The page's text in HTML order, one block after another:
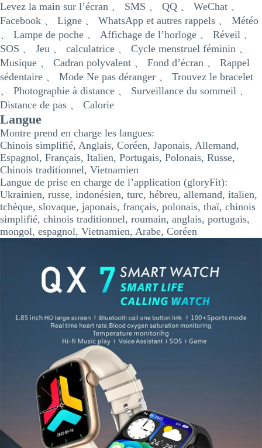
Levez la main sur l’écran 、 SMS 、 QQ 、 WeChat 、
Facebook 、 Ligne 、 WhatsApp et autres rappels 、 Météo
、 Lampe de poche 、 Affichage de l’horloge 、 Réveil 、
SOS 、 Jeu 、 calculatrice 、 Cycle menstruel féminin 、
Musique 、 Cadran polyvalent 、 Fond d’écran 、 Rappel
sédentaire 、 Mode Ne pas déranger 、 Trouvez le bracelet
、 Photographie à distance 、 Surveillance du sommeil 、
Distance de pas 、 Calorie
Langue
Montre prend en charge les langues:
Chinois simplifié, Anglais, Coréen, Japonais, Allemand,
Espagnol, Français, Italien, Portugais, Polonais, Russe,
Chinois traditionnel, Vietnamien
Langue de prise en charge de l’application (gloryFit):
Ukrainien, russe, indonésien, turc, hébreu, allemand, italien,
tchèque, slovaque, japonais, français, polonais, thaï, chinois
simplifié, chinois traditionnel, roumain, anglais, portugais,
mongol, espagnol, Vietnamien, Arabe, Coréen